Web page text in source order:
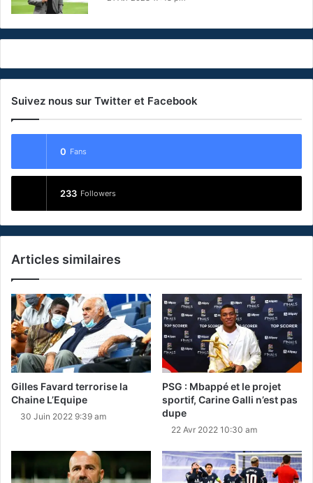
Suivez nous sur Twitter et Facebook
0 Fans
233 Followers
Articles similaires
Gilles Favard terrorise la
Chaine L’Equipe
30 Juin 2022 9:39 am
PSG : Mbappé et le projet
sportif, Carine Galli n’est pas
dupe
22 Avr 2022 10:30 am